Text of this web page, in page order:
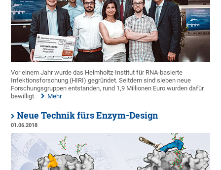
Vor einem Jahr wurde das Helmholtz-Institut für RNA-basierte
Infektionsforschung (HIRI) gegründet. Seitdem sind sieben neue
Forschungsgruppen entstanden, rund 1,9 Millionen Euro wurden dafür
bewilligt.
Mehr
Neue Technik fürs Enzym-Design
01.06.2018